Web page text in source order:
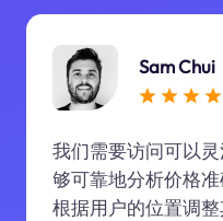
Sam Chui
我们需要访问可以
够可靠地分析价格
根据用户的位置调